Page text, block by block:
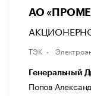
АО
ТЭК
Генеральный
Попов